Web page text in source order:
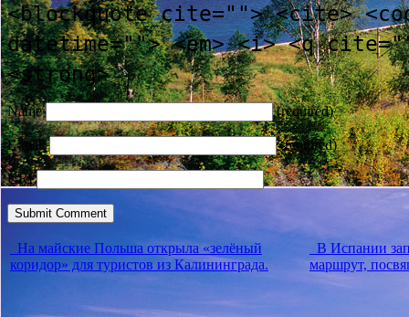
<blockquote cite=""> <cite>
datetime=""> <em> <i> <q
<strong>
Name (required)
E-mail (required)
URI
На майские Польша открыла «зелёный
коридор» для туристов из Калининграда.
В Испании
маршрут,